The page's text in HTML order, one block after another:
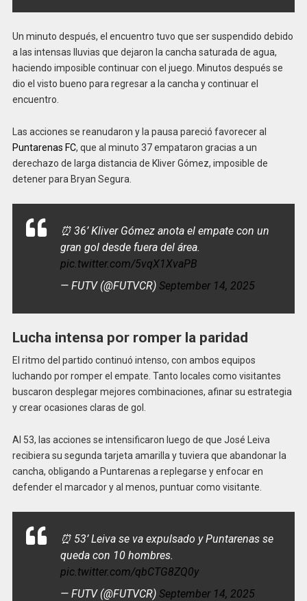
Un minuto después, el encuentro tuvo que ser suspendido debido
a las intensas lluvias que dejaron la cancha saturada de agua,
haciendo imposible continuar con el juego. Minutos después se
dio el visto bueno para regresar a la cancha y continuar el
encuentro.
Las acciones se reanudaron y la pausa pareció favorecer al
Puntarenas FC, que al minuto 37 empataron gracias a un
derechazo de larga distancia de Kliver Gómez, imposible de
detener para Bryan Segura.
⏰ 36’ Kliver Gómez anota el empate con un
gran gol desde fuera del área.
pic.twitter.com/5vqX1XvaPB
— FUTV (@FUTVCR) September 14, 2025
Lucha intensa por romper la paridad
El ritmo del partido continuó intenso, con ambos equipos
luchando por romper el empate. Tanto locales como visitantes
buscaron desplegar mejores combinaciones, afinar su estrategia
y crear ocasiones claras de gol.
Al 53, las acciones se intensificaron luego de que José Leiva
recibiera su segunda tarjeta amarilla y tuviera que abandonar la
cancha, obligando a Puntarenas a replegarse y enfocar en
defender el marcador y al menos, puntuar como visitante.
⏰ 53’ Leiva se va expulsado y Puntarenas se
queda con 10 hombres.
pic.twitter.com/qbCTG8ZQ0y
— FUTV (@FUTVCR) September 14, 2025